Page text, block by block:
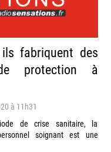
fabriquent des
protection à
à 11h31
de crise sanitaire, la
soignant est une